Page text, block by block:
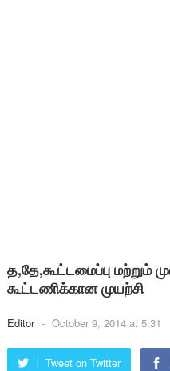
த,தே,கூட்டமைப்பு மற்றும்
கூட்டணிக்கான முயற்சி
Editor - October 9, 2014 at 5:31
Tweet on Twitter